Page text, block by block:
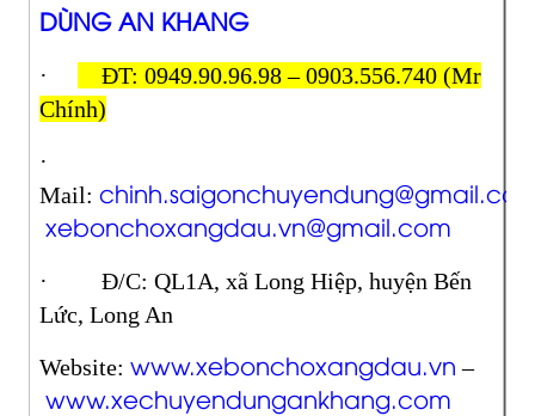
DÙNG AN KHANG
·
ĐT: 0949.90.96.98 – 0903.556.740 (Mr
Chính)
·
Mail:
xebonchoxangdau.vn@gmail.com
· Đ/C: QL1A, xã Long Hiệp, huyện Bến
Lức, Long An
Website: www.xebonchoxangdau.vn –
www.xechuyendungankhang.com